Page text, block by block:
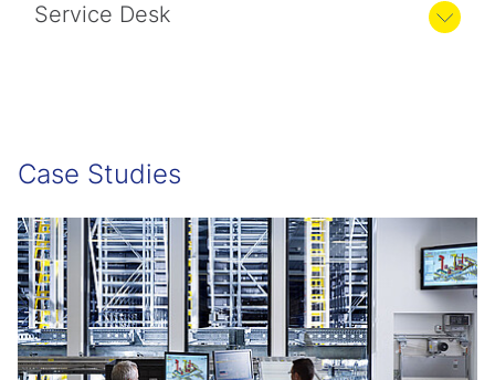
Service Desk
Case Studies